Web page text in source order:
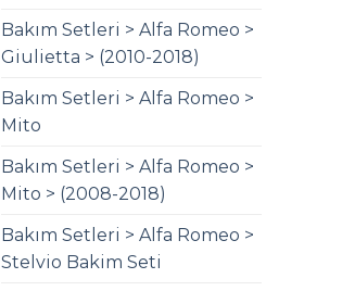
Bakım Setleri > Alfa Romeo >
Giulietta > (2010-2018)
Bakım Setleri > Alfa Romeo >
Mito
Bakım Setleri > Alfa Romeo >
Mito > (2008-2018)
Bakım Setleri > Alfa Romeo >
Stelvio Bakim Seti